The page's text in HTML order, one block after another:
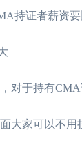
持证者薪资要
于持有CMA
大家可以不